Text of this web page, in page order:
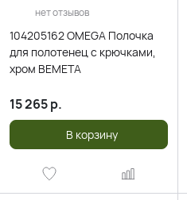
нет отзывов
104205162 OMEGA Полочка
для полотенец с крючками,
хром BEMETA
15 265р.
В корзину